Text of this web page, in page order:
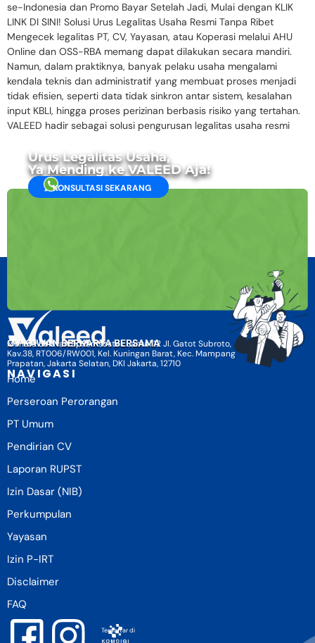
se-Indonesia dan Promo Bayar Setelah Jadi, Mulai dengan KLIK
LINK DI SINI! Solusi Urus Legalitas Usaha Resmi Tanpa Ribet
Mengecek legalitas PT, CV, Yayasan, atau Koperasi melalui AHU
Online dan OSS-RBA memang dapat dilakukan secara mandiri.
Namun, dalam praktiknya, banyak pelaku usaha mengalami
kendala teknis dan administratif yang membuat proses menjadi
tidak efisien, seperti data tidak sinkron antar sistem, kesalahan
input KBLI, hingga proses perizinan berbasis risiko yang tertahan.
VALEED hadir sebagai solusi pengurusan legalitas usaha resmi
Urus Legalitas Usaha,
Ya Mending ke VALEED Aja!
KONSULTASI SEKARANG
CV KAWAN BERKARYA BERSAMA
Menara Selatan BpJamsostek Lantai 12 Jl. Gatot Subroto,
Kav.38, RT006/RW001, Kel. Kuningan Barat, Kec. Mampang
Prapatan, Jakarta Selatan, DKI Jakarta, 12710
NAVIGASI
Home
Perseroan Perorangan
PT Umum
Pendirian CV
Laporan RUPST
Izin Dasar (NIB)
Perkumpulan
Yayasan
Izin P-IRT
Disclaimer
FAQ
Terdaftar di